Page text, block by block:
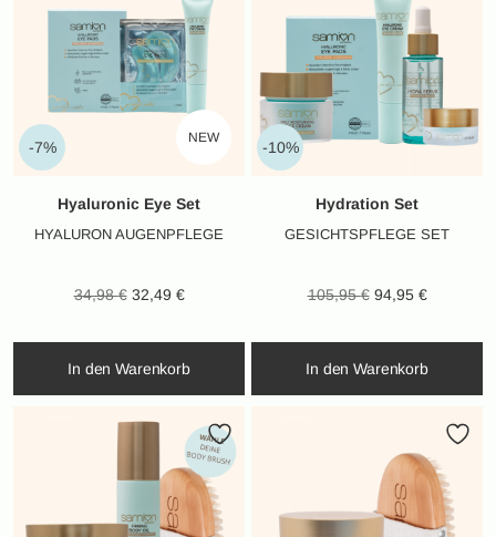
NEW
-7%
Hyaluronic Eye Set
HYALURON AUGENPFLEGE
34,98€ Ursprünglicher
32,49 €Aktueller
In den Warenkorb
-10%
Hydration Set
GESICHTSPFLEGE SET
105,95€ Ursprünglicher
94,95 €Aktueller
In den Warenkorb